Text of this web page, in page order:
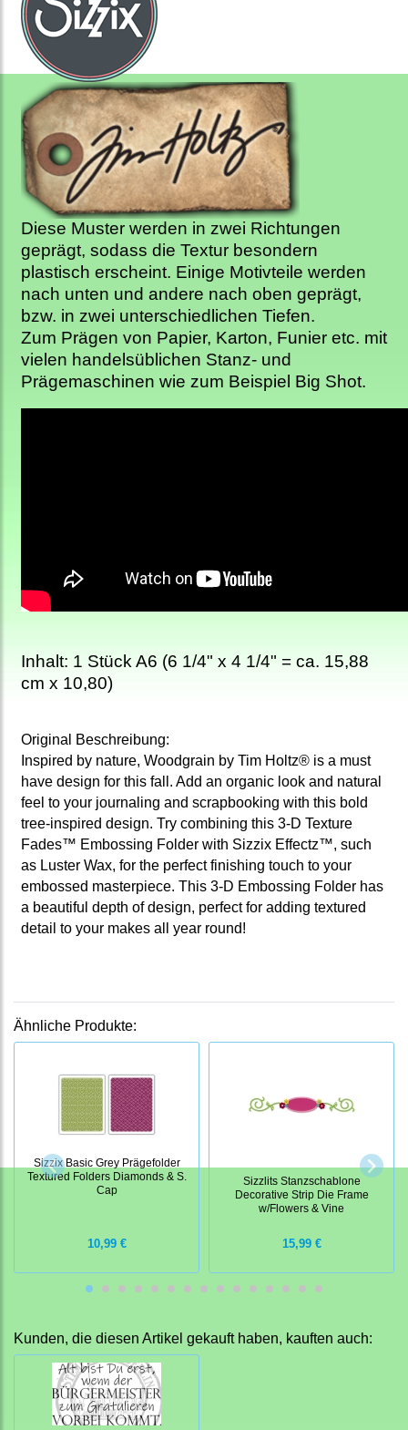
Diese Muster werden in zwei Richtungen
geprägt, sodass die Textur besondern
plastisch erscheint. Einige Motivteile werden
nach unten und andere nach oben geprägt,
bzw. in zwei unterschiedlichen Tiefen.
Zum Prägen von Papier, Karton, Funier etc. mit
vielen handelsüblichen Stanz- und
Prägemaschinen wie zum Beispiel Big Shot.
Inhalt: 1 Stück A6 (6 1/4" x 4 1/4" = ca. 15,88
cm x 10,80)
Original Beschreibung:
Inspired by nature, Woodgrain by Tim Holtz® is a must
have design for this fall. Add an organic look and natural
feel to your journaling and scrapbooking with this bold
tree-inspired design. Try combining this 3-D Texture
Fades™ Embossing Folder with Sizzix Effectz™, such
as Luster Wax, for the perfect finishing touch to your
embossed masterpiece. This 3-D Embossing Folder has
a beautiful depth of design, perfect for adding textured
detail to your makes all year round!
Ähnliche Produkte:
Sizzix Basic Grey Prägefolder
Textured Folders Diamonds & S.
Cap
10,99 €
Sizzlits Stanzschablone
Decorative Strip Die Frame
w/Flowers & Vine
15,99 €
Kunden, die diesen Artikel gekauft haben, kauften auch: